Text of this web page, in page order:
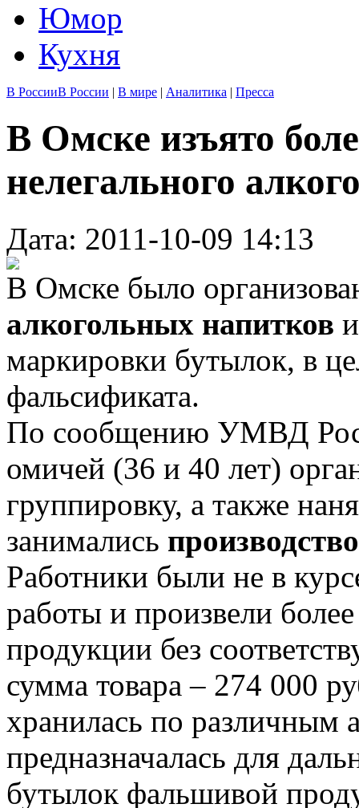
Юмор
Кухня
В РоссииВ России | В мире | Аналитика | Пресса
В Омске изъято
нелегального
Дата: 2011-10-09 14:13
В Омске было
алкогольных напитков
маркировки бутылок, в
фальсификата.
По сообщению УМВД
омичей (36 и 40 лет)
группировку, а также
занимались
Работники были не в
работы и произвели
продукции без
сумма товара – 274 000
хранилась по различным
предназначалась для
бутылок фальшивой